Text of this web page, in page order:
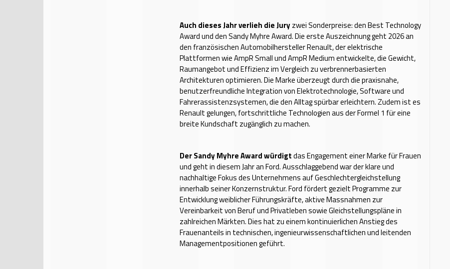
Auch dieses Jahr verlieh die Juryzwei Sonderpreise: den Best Technology
Award und den Sandy Myhre Award. Die erste Auszeichnung geht 2026 an
den französischen Automobilhersteller Renault, der elektrische
Plattformen wie AmpR Small und AmpR Medium entwickelte, die Gewicht,
Raumangebot und Effizienz im Vergleich zu verbrennerbasierten
Architekturen optimieren. Die Marke überzeugt durch die praxisnahe,
benutzerfreundliche Integration von Elektrotechnologie, Software und
Fahrerassistenzsystemen, die den Alltag spürbar erleichtern. Zudem ist es
Renault gelungen, fortschrittliche Technologien aus der Formel 1 für eine
breite Kundschaft zugänglich zu machen.
Der Sandy Myhre Award würdigtdas Engagement einer Marke für Frauen
und geht in diesem Jahr an Ford. Ausschlaggebend war der klare und
nachhaltige Fokus des Unternehmens auf Geschlechtergleichstellung
innerhalb seiner Konzernstruktur. Ford fördert gezielt Programme zur
Entwicklung weiblicher Führungskräfte, aktive Massnahmen zur
Vereinbarkeit von Beruf und Privatleben sowie Gleichstellungspläne in
zahlreichen Märkten. Dies hat zu einem kontinuierlichen Anstieg des
Frauenanteils in technischen, ingenieurwissenschaftlichen und leitenden
Managementpositionen geführt.